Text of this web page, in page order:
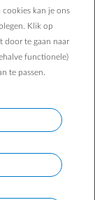
contract
kan je ons
Klik op
door te gaan naar
functionele)
te passen.